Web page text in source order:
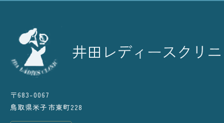
〒683-0067
鳥取県米子市東町228